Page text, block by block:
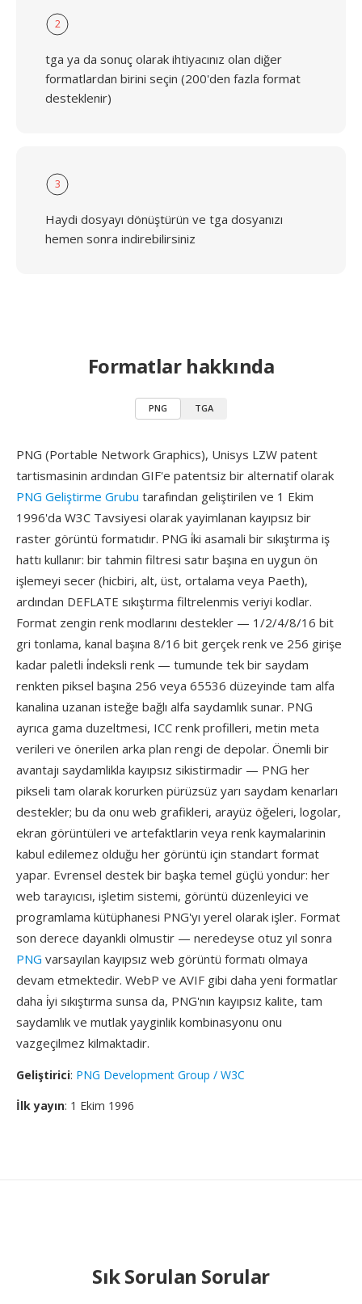
2
tga ya da sonuç olarak ihtiyacınız olan diğer
formatlardan birini seçin (200'den fazla format
desteklenir)
3
Haydi dosyayı dönüştürün ve tga dosyanızı
hemen sonra indirebilirsiniz
Formatlar hakkında
PNG TGA
PNG (Portable Network Graphics), Unisys LZW patent
tartismasinin ardından GIF'e patentsiz bir alternatif olarak
PNG Geliştirme Grubu tarafından geliştirilen ve 1 Ekim
1996'da W3C Tavsiyesi olarak yayimlanan kayıpsız bir
raster görüntü formatıdır. PNG i̇ki asamali bir sıkıştırma iş
hattı kullanır: bir tahmin filtresi satır başına en uygun ön
işlemeyi secer (hicbiri, alt, üst, ortalama veya Paeth),
ardından DEFLATE sıkıştırma filtrelenmis veriyi kodlar.
Format zengin renk modlarını destekler — 1/2/4/8/16 bit
gri tonlama, kanal başına 8/16 bit gerçek renk ve 256 girişe
kadar paletli i̇ndeksli renk — tumunde tek bir saydam
renkten piksel başına 256 veya 65536 düzeyinde tam alfa
kanalina uzanan isteğe bağlı alfa saydamlık sunar. PNG
ayrıca gama duzeltmesi, ICC renk profilleri, metin meta
verileri ve önerilen arka plan rengi de depolar. Önemli bir
avantajı saydamlikla kayıpsız sikistirmadir — PNG her
pikseli tam olarak korurken pürüzsüz yarı saydam kenarları
destekler; bu da onu web grafikleri, arayüz öğeleri, logolar,
ekran görüntüleri ve artefaktlarin veya renk kaymalarinin
kabul edilemez olduğu her görüntü için standart format
yapar. Evrensel destek bir başka temel güçlü yondur: her
web tarayıcısı, işletim sistemi, görüntü düzenleyici ve
programlama kütüphanesi PNG'yı yerel olarak işler. Format
son derece dayankli olmustir — neredeyse otuz yıl sonra
PNG varsayılan kayıpsız web görüntü formatı olmaya
devam etmektedir. WebP ve AVIF gibi daha yeni formatlar
daha i̇yi sıkıştırma sunsa da, PNG'nın kayıpsız kalite, tam
saydamlık ve mutlak yayginlik kombinasyonu onu
vazgeçilmez kilmaktadir.
Geliştirici: PNG Development Group / W3C
İlk yayın: 1 Ekim 1996
Sık Sorulan Sorular